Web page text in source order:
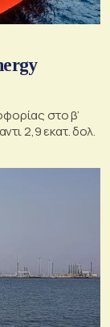
στο β’
2,9 εκατ. δολ.